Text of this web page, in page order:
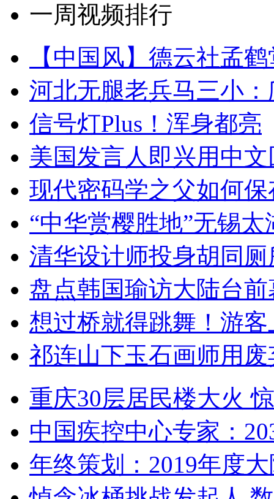
一周视频排行
【中国风】德云社孟
河北无腿老兵马三小
信号灯Plus！浑身都亮
美国发言人即兴用中
现代密码学之父如何
“中华赏樱胜地”无锡
清华设计师投身胡同
盘点韩国瑜访大陆台
想过桥就得跳舞！游客
祁连山下玉石画师用
重庆30层居民楼大火
中国疾控中心专家：
年终策划：2019年度